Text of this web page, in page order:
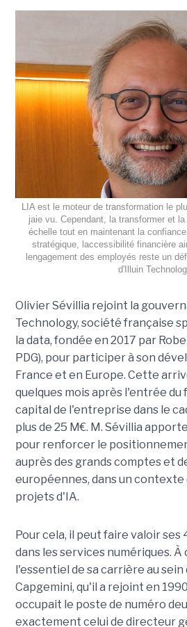
LIA est le moteur de transformation le
jaie vu. Cependant, la transformer et
échelle tout en maintenant la
stratégique, laccessibilité financière
lengagement des employés reste un
d'Illuin
Olivier Sévillia rejoint la
Technology, société française
la data, fondée en 2017 par
PDG), pour participer à son
France et en Europe. Cette
quelques mois après l'entrée du
capital de l'entreprise dans le
plus de 25 M€. M. Sévillia
pour renforcer le
auprès des grands comptes et
européennes, dans un
projets d'IA.
Pour cela, il peut faire valoir ses
dans les services numériques.
l'essentiel de sa carrière au sein
Capgemini, qu'il a rejoint en
occupait le poste de numéro
exactement celui de directeur